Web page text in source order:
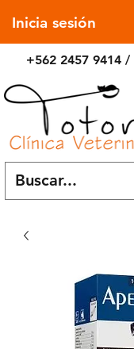
Inicia sesión
+562 2457 9414 /